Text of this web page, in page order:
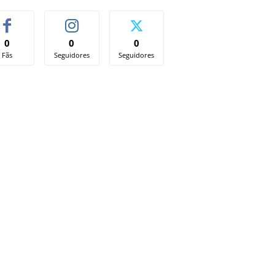
0
Fãs
0
Seguidores
0
Seguidores